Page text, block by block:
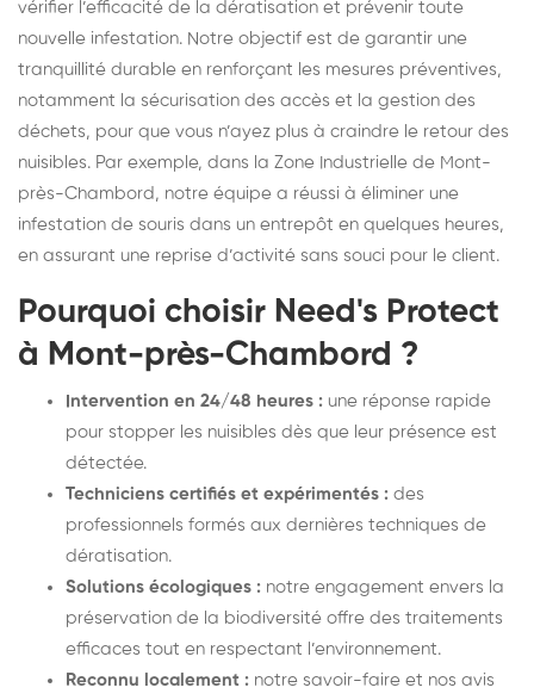
vérifier l’efficacité de la dératisation et prévenir toute
nouvelle infestation. Notre objectif est de garantir une
tranquillité durable en renforçant les mesures préventives,
notamment la sécurisation des accès et la gestion des
déchets, pour que vous n’ayez plus à craindre le retour des
nuisibles. Par exemple, dans la Zone Industrielle de Mont-
près-Chambord, notre équipe a réussi à éliminer une
infestation de souris dans un entrepôt en quelques heures,
en assurant une reprise d’activité sans souci pour le client.
Pourquoi choisir Need's Protect
à Mont-près-Chambord ?
Intervention en 24/48 heures : une réponse rapide
pour stopper les nuisibles dès que leur présence est
détectée.
Techniciens certifiés et expérimentés : des
professionnels formés aux dernières techniques de
dératisation.
Solutions écologiques : notre engagement envers la
préservation de la biodiversité offre des traitements
efficaces tout en respectant l’environnement.
Reconnu localement : notre savoir-faire et nos avis